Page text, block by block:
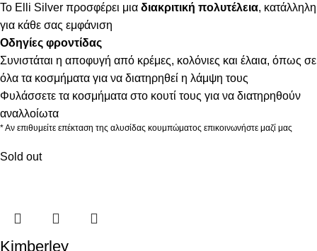
Το Elli Silver προσφέρει μια διακριτική πολυτέλεια, κατάλληλη
για κάθε σας εμφάνιση
Οδηγίες φροντίδας
Συνιστάται η αποφυγή από κρέμες, κολόνιες και έλαια, όπως σε
όλα τα κοσμήματα για να διατηρηθεί η λάμψη τους
Φυλάσσετε τα κοσμήματα στο κουτί τους για να διατηρηθούν
αναλλοίωτα
* Αν επιθυμείτε επέκταση της αλυσίδας κουμπώματος επικοινωνήστε μαζί μας
Sold out
Kimberley